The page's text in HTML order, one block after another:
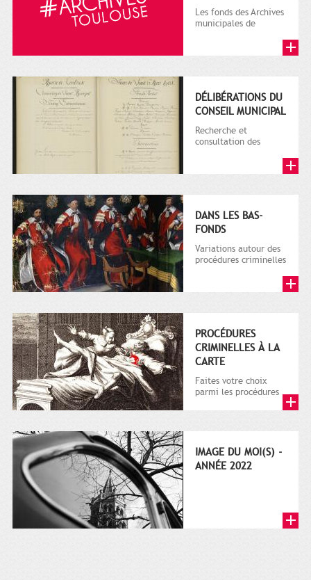
Les fonds des Archives
municipales de
et des a...
DÉLIBÉRATIONS DU
CONSEIL MUNICIPAL
Recherche et
consultation des
DANS LES BAS-
FONDS
Variations autour des
procédures criminelles
PROCÉDURES
CRIMINELLES À LA
CARTE
Faites votre choix
parmi les procédures
IMAGE DU MOI(S) -
ANNÉE 2022